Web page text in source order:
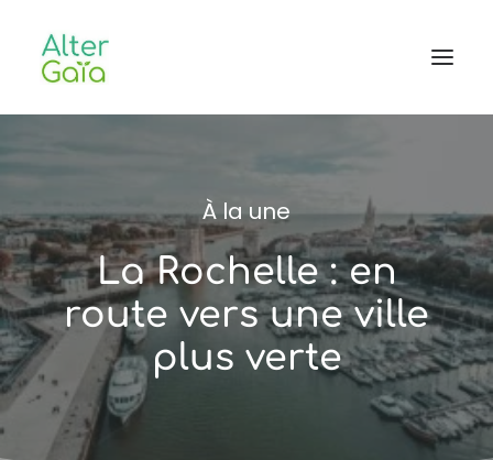
Habitants
Blog
L’aventure
CONTACT
À la une
La Rochelle : en
route vers une ville
plus verte